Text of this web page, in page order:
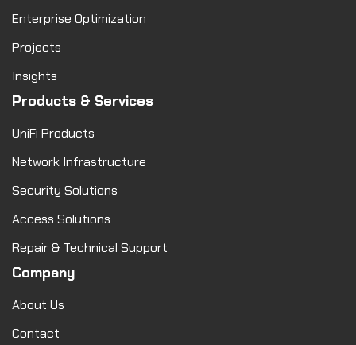
Enterprise Optimization
Projects
Insights
Products & Services
UniFi Products
Network Infrastructure
Security Solutions
Access Solutions
Repair & Technical Support
Company
About Us
Contact